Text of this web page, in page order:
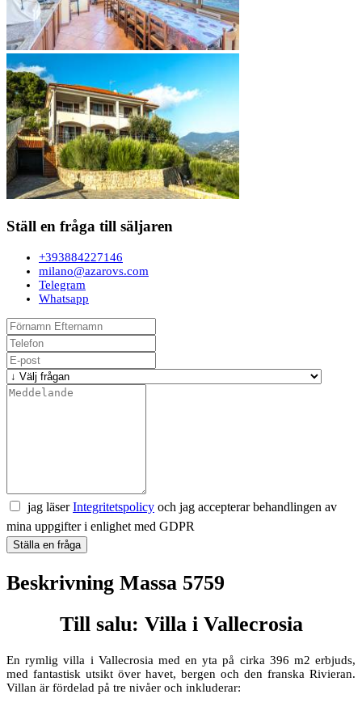
Ställ en fråga till säljaren
+393884227146
milano@azarovs.com
Telegram
Whatsapp
jag läserIntegritetspolicy och jag accepterar behandlingen av
mina uppgifter i enlighet med GDPR
Ställa en fråga
Beskrivning Massa 5759
Till salu: Villa i Vallecrosia
En rymlig villa i Vallecrosia med en yta på cirka 396 m2 erbjuds,
med fantastisk utsikt över havet, bergen och den franska Rivieran.
Villan är fördelad på tre nivåer och inkluderar: